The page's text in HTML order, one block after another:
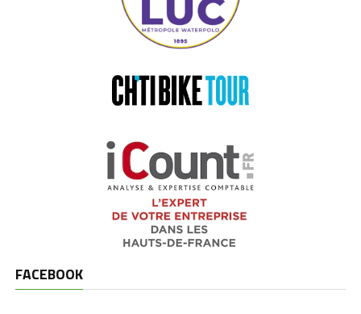
FACEBOOK